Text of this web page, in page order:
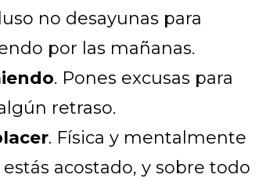
no desayunas para
por las mañanas.
. Pones excusas para
retraso.
. Física y mentalmente
acostado, y sobre todo